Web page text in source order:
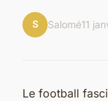
S Salomé11
Le football